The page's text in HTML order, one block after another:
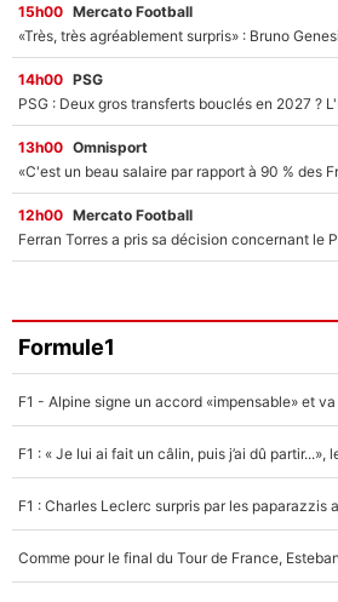
15h00 Mercato Football
14h00 PSG
13h00 Omnisport
12h00 Mercato Football
Formule1